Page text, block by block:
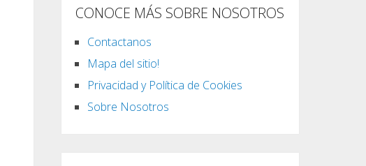
CONOCE MÁS SOBRE NOSOTROS
Contactanos
Mapa del sitio!
Privacidad y Política de Cookies
Sobre Nosotros